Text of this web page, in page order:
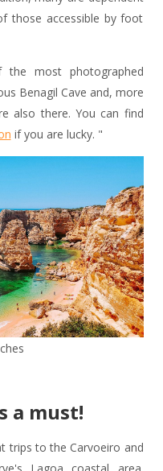
those accessible by foot
most photographed
Benagil Cave and, more
also there. You can find
if you are lucky. "
a must!
trips to the Carvoeiro and
Lagoa coastal area.